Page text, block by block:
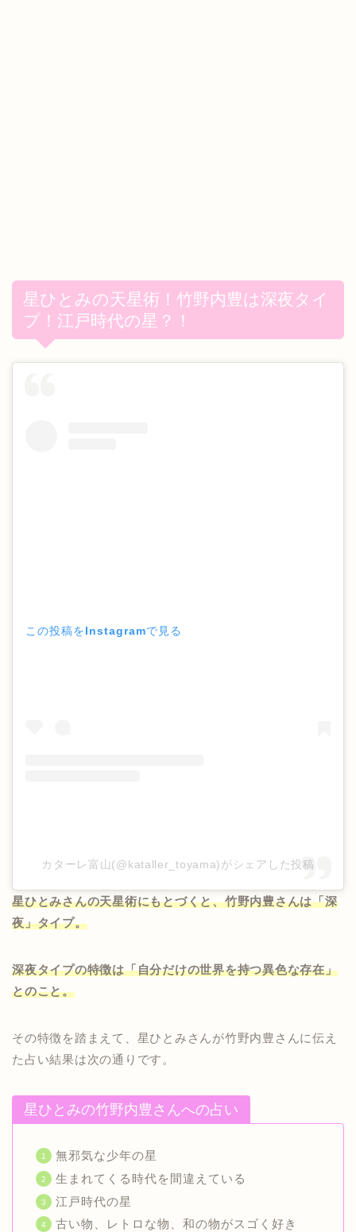
星ひとみの天星術！竹野内豊は深夜タイ
プ！江戸時代の星？！
この投稿をInstagramで見る
カターレ富山(@kataller_toyama)がシェアした投稿
星ひとみさんの天星術にもとづくと、竹野内豊さんは「深
夜」タイプ。
深夜タイプの特徴は「自分だけの世界を持つ異色な存在」
とのこと。
その特徴を踏まえて、星ひとみさんが竹野内豊さんに伝え
た占い結果は次の通りです。
星ひとみの竹野内豊さんへの占い
無邪気な少年の星
生まれてくる時代を間違えている
江戸時代の星
古い物、レトロな物、和の物がスゴく好き